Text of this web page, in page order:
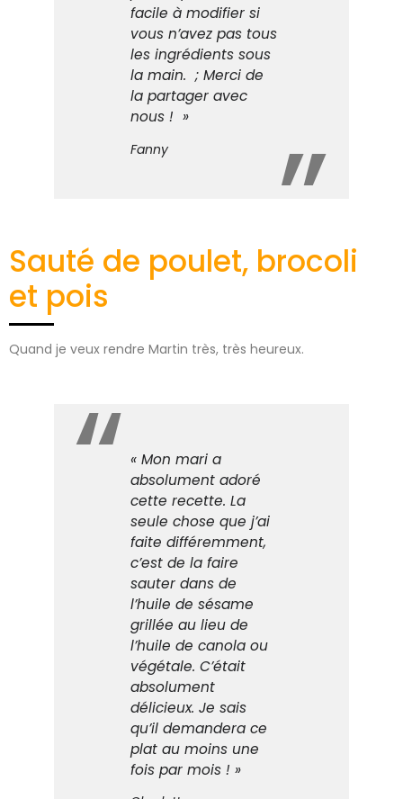
facile à modifier si
vous n’avez pas tous
les ingrédients sous
la main. ; Merci de
la partager avec
nous ! »
Fanny
Sauté de poulet, brocoli
et pois
Quand je veux rendre Martin très, très heureux.
« Mon mari a
absolument adoré
cette recette. La
seule chose que j’ai
faite différemment,
c’est de la faire
sauter dans de
l’huile de sésame
grillée au lieu de
l’huile de canola ou
végétale. C’était
absolument
délicieux. Je sais
qu’il demandera ce
plat au moins une
fois par mois ! »